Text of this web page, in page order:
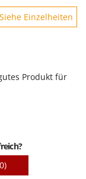
Siehe Einzelheiten
Produkt für